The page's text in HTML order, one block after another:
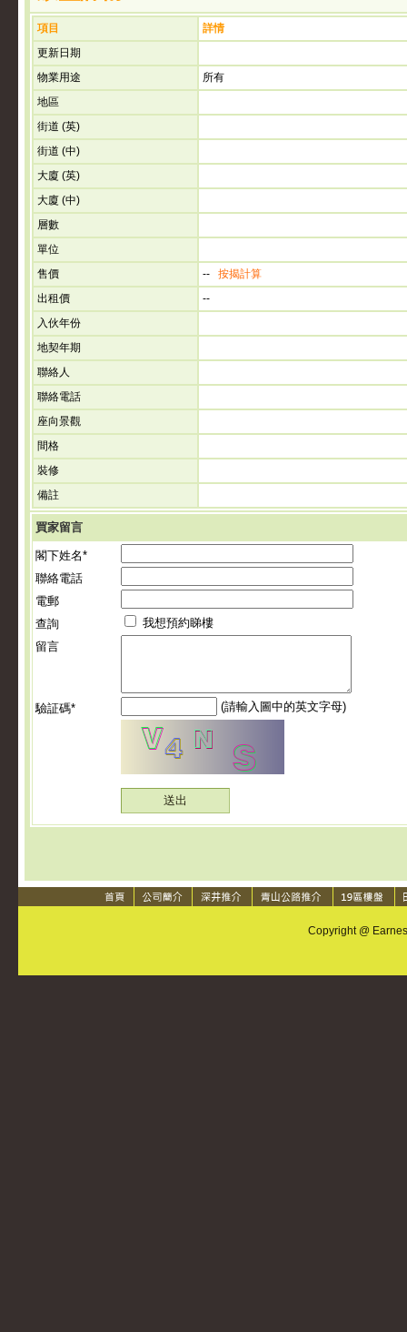
項目
詳情
更新日期
物業用途
所有
地區
街道 (英)
街道 (中)
大廈 (英)
大廈 (中)
層數
單位
售價
-- 按揭計算
出租價
--
入伙年份
地契年期
聯絡人
聯絡電話
座向景觀
間格
裝修
備註
買家留言
閣下姓名*
聯絡電話
電郵
查詢
我想預約睇樓
留言
驗証碼* (請輸入圖中的英文字母)
Copyright @